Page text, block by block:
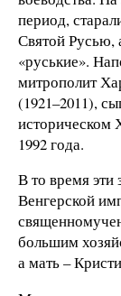
период,
Святой Русью,
«руськие».
митрополит
(1921–2011),
историческом
1992 года.
В то время эти
Венгерской
большим
а мать –